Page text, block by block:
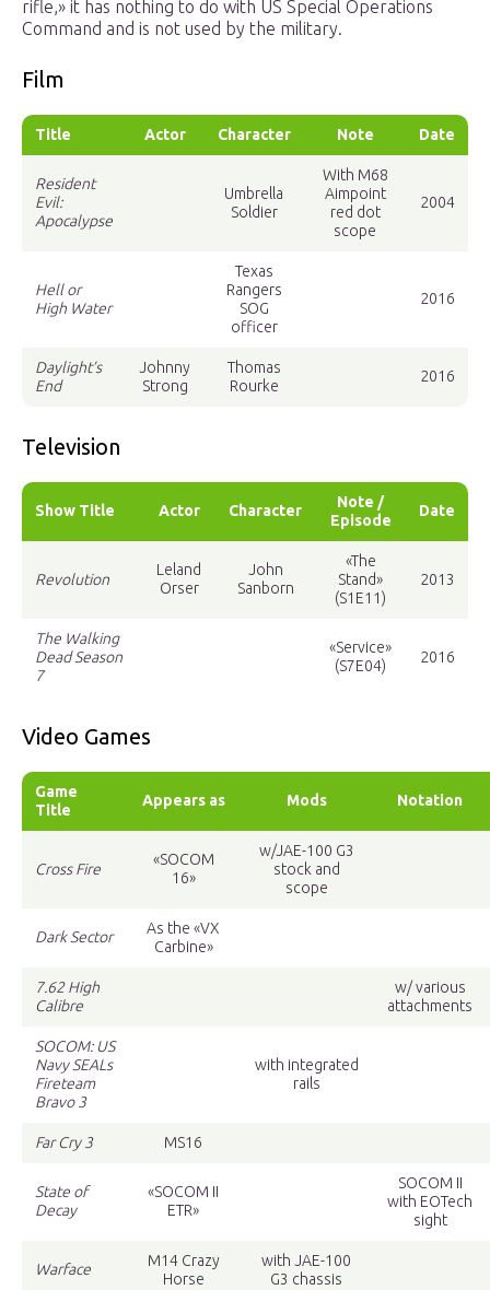
rifle,» it has nothing to do with US Special Operations
Command and is not used by the military.
Film
Title Actor Character Note Date
Resident
Evil:
Apocalypse
Umbrella
Soldier
With M68
Aimpoint
red dot
scope
2004
Hell or
High Water
Texas
Rangers
SOG
officer
2016
Daylight’s
End
Johnny
Strong
Thomas
Rourke
2016
Television
Show Title Actor Character
Note /
Episode
Date
Revolution
Leland
Orser
John
Sanborn
«The
Stand»
(S1E11)
2013
The Walking
Dead Season
7
«Service»
(S7E04)
2016
Video Games
Game
Title
Appears as Mods Notation
Cross Fire
«SOCOM
16»
w/JAE-100 G3
stock and
scope
Dark Sector
As the «VX
Carbine»
7.62 High
Calibre
w/ various
attachments
SOCOM: US
Navy SEALs
Fireteam
Bravo 3
with integrated
rails
Far Cry 3 MS16
State of
Decay
«SOCOM II
ETR»
SOCOM II
with EOTech
sight
Warface
M14 Crazy
Horse
with JAE-100
G3 chassis